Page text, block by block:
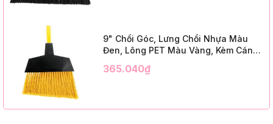
9" Chổi Góc, Lưng Chổi Nhựa Màu
Đen, Lông PET Màu Vàng, Kèm Cán
12 Bộ/Thùng (9" Angle Broom, Black
365.040₫